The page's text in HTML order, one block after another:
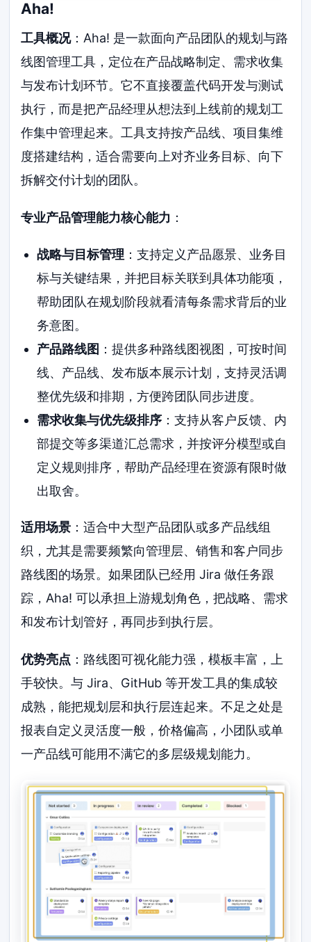
Aha!
工具概况：Aha! 是一款面向产品团队的规划与路
线图管理工具，定位在产品战略制定、需求收集
与发布计划环节。它不直接覆盖代码开发与测试
执行，而是把产品经理从想法到上线前的规划工
作集中管理起来。工具支持按产品线、项目集维
度搭建结构，适合需要向上对齐业务目标、向下
拆解交付计划的团队。
专业产品管理能力核心能力 ：
战略与目标管理 ：支持定义产品愿景、业务目
标与关键结果，并把目标关联到具体功能项，
帮助团队在规划阶段就看清每条需求背后的业
务意图。
产品路线图 ：提供多种路线图视图，可按时间
线、产品线、发布版本展示计划，支持灵活调
整优先级和排期，方便跨团队同步进度。
需求收集与优先级排序：支持从客户反馈、内
部提交等多渠道汇总需求，并按评分模型或自
定义规则排序，帮助产品经理在资源有限时做
出取舍。
适用场景 ：适合中大型产品团队或多产品线组
织，尤其是需要频繁向管理层、销售和客户同步
路线图的场景。如果团队已经用 Jira 做任务跟
踪，Aha! 可以承担上游规划角色，把战略、需求
和发布计划管好，再同步到执行层。
优势亮点 ：路线图可视化能力强，模板丰富，上
手较快。与 Jira、GitHub 等开发工具的集成较
成熟，能把规划层和执行层连起来。不足之处是
报表自定义灵活度一般，价格偏高，小团队或单
一产品线可能用不满它的多层级规划能力。